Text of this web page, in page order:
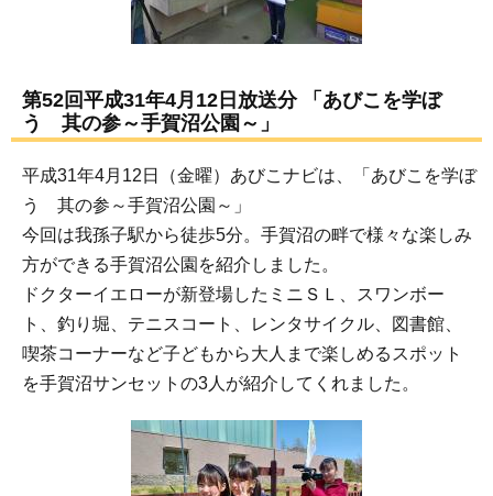
第52回平成31年4月12日放送分 「あびこを学ぼ
う 其の参～手賀沼公園～」
平成31年4月12日（金曜）あびこナビは、「あびこを学ぼ
う 其の参～手賀沼公園～」
今回は我孫子駅から徒歩5分。手賀沼の畔で様々な楽しみ
方ができる手賀沼公園を紹介しました。
ドクターイエローが新登場したミニＳＬ、スワンボー
ト、釣り堀、テニスコート、レンタサイクル、図書館、
喫茶コーナーなど子どもから大人まで楽しめるスポット
を手賀沼サンセットの3人が紹介してくれました。